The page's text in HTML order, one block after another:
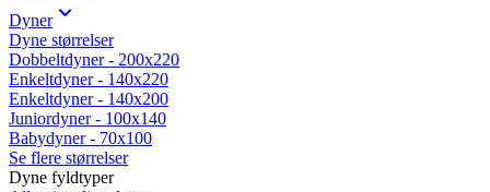
Dyner
Dyne størrelser
Dobbeltdyner - 200x220
Enkeltdyner - 140x220
Enkeltdyner - 140x200
Juniordyner - 100x140
Babydyner - 70x100
Se flere størrelser
Dyne fyldtyper